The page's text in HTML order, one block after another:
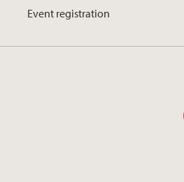
Event registration